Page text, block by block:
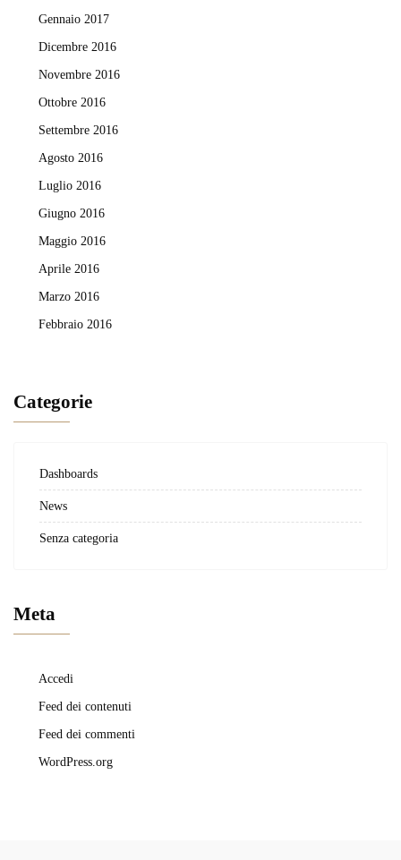
Gennaio 2017
Dicembre 2016
Novembre 2016
Ottobre 2016
Settembre 2016
Agosto 2016
Luglio 2016
Giugno 2016
Maggio 2016
Aprile 2016
Marzo 2016
Febbraio 2016
Categorie
Dashboards
News
Senza categoria
Meta
Accedi
Feed dei contenuti
Feed dei commenti
WordPress.org